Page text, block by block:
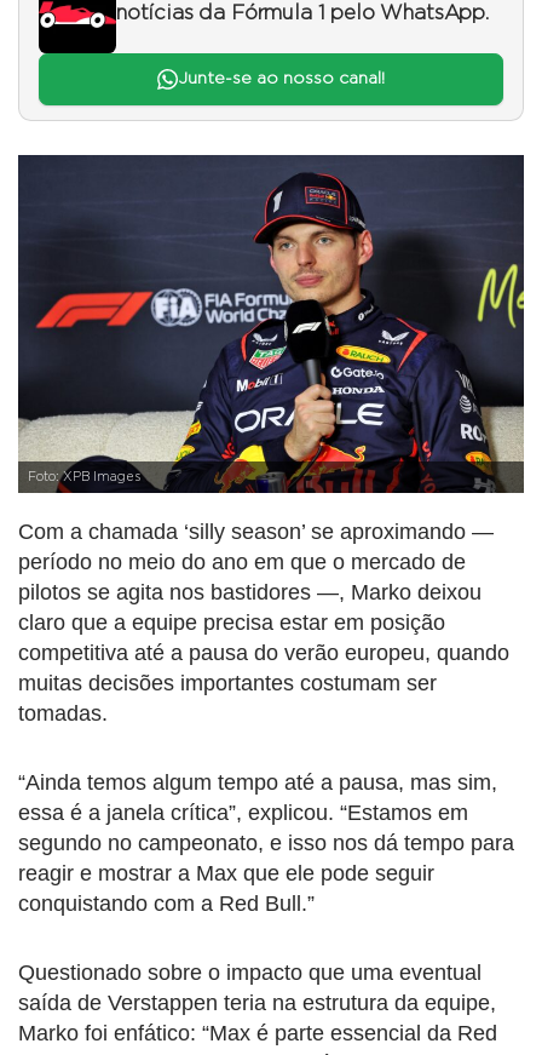
notícias da Fórmula 1 pelo WhatsApp.
Junte-se ao nosso canal!
Foto: XPB Images
Com a chamada ‘silly season’ se aproximando —
período no meio do ano em que o mercado de
pilotos se agita nos bastidores —, Marko deixou
claro que a equipe precisa estar em posição
competitiva até a pausa do verão europeu, quando
muitas decisões importantes costumam ser
tomadas.
“Ainda temos algum tempo até a pausa, mas sim,
essa é a janela crítica”, explicou. “Estamos em
segundo no campeonato, e isso nos dá tempo para
reagir e mostrar a Max que ele pode seguir
conquistando com a Red Bull.”
Questionado sobre o impacto que uma eventual
saída de Verstappen teria na estrutura da equipe,
Marko foi enfático: “Max é parte essencial da Red